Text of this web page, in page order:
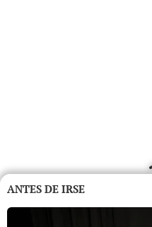
ANTES DE IRSE